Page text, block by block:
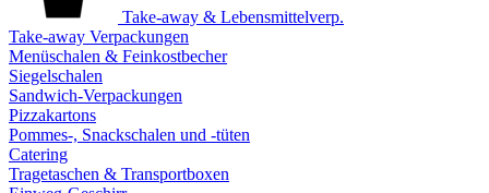
Take-away & Lebensmittelverp.
Take-away Verpackungen
Menüschalen & Feinkostbecher
Siegelschalen
Sandwich-Verpackungen
Pizzakartons
Pommes-, Snackschalen und -tüten
Catering
Tragetaschen & Transportboxen